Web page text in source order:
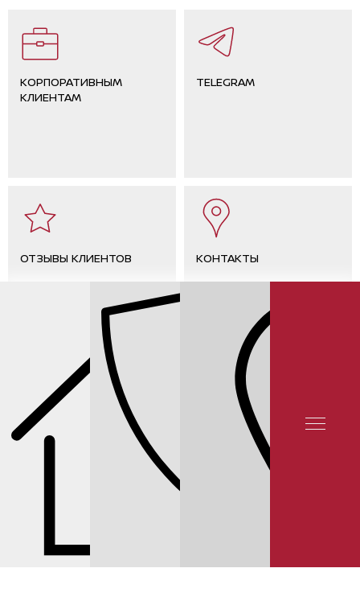
КОРПОРАТИВНЫМ
КЛИЕНТАМ
TELEGRAM
ОТЗЫВЫ КЛИЕНТОВ КОНТАКТЫ
ЦЕНЫ НА ЗАПЧАСТИ NISSAN MURANO Z52
СТОЙКИ АМОРТИЗАТОРА
MURANO Z52
СТОЙКА АМОРТИЗАТОРА ЗАДНЯЯ NISSAN E62101TZ0C НА
MURANO Z52, ЦЕНА 8 286 ₽.